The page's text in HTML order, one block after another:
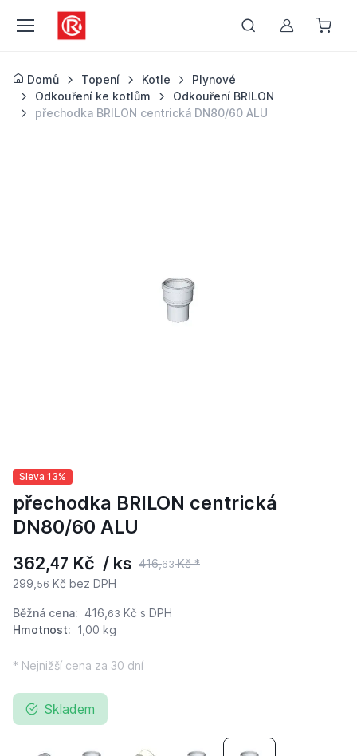
Můj účet
Domů Topení Kotle
Plynové
Odkouření ke kotlům
Odkouření BRILON
přechodka BRILON centrická DN80/60 ALU
Sleva 13%
přechodka BRILON centrická
DN80/60 ALU
362,47 Kč / ks 416,63Kč *
299, 56 Kč bez DPH
Běžná cena: 416, 63 Kč s DPH
Hmotnost: 1,00 kg
* Nejnižší cena za 30 dní
Skladem